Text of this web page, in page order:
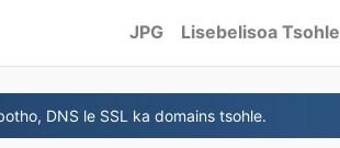
JPG Lisebelisoa Tsohle
DNS le SSL ka domains tsohle.